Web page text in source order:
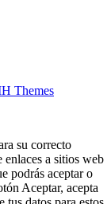
Themes
su correcto
a sitios web
podrás aceptar o
Aceptar, acepta